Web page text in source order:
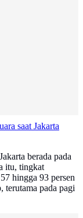
saat Jakarta
berada pada
itu, tingkat
hingga 93 persen
terutama pada pagi